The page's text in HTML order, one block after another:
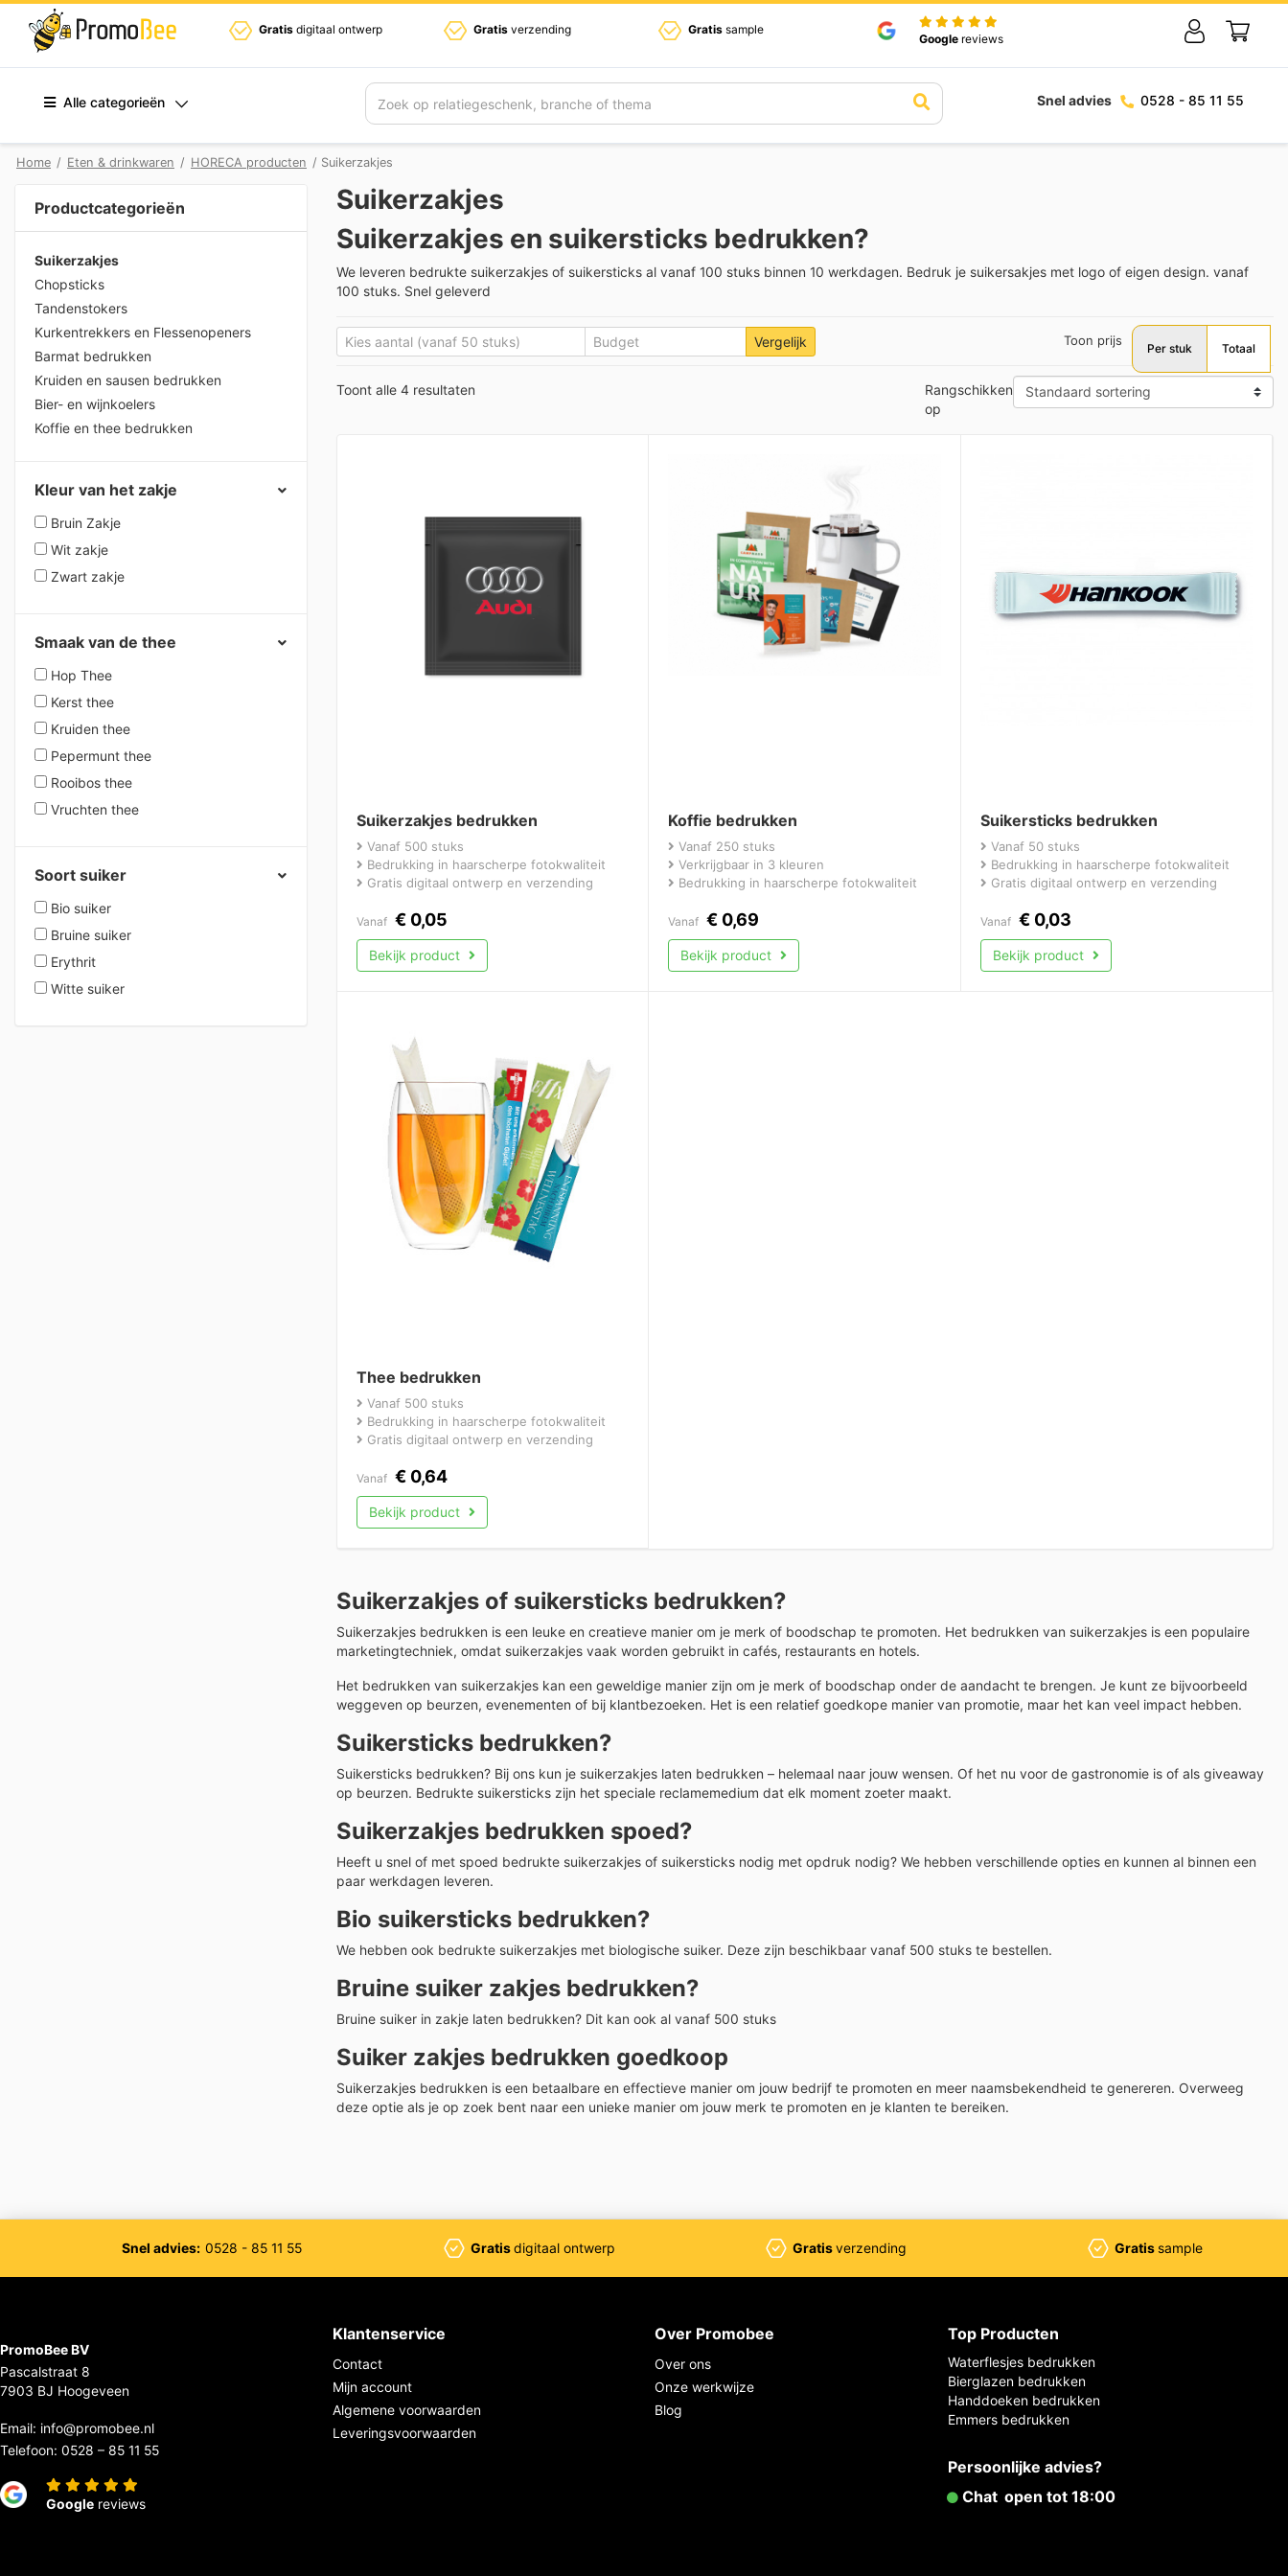
Gratis digitaal ontwerp Gratis verzending Gratis sample
Google reviews
Alle categorieën Zoek Snel advies 0528 - 85 11 55
Home / Eten & drinkwaren / HORECA producten / Suikerzakjes
Productcategorieën
Suikerzakjes
Chopsticks
Tandenstokers
Kurkentrekkers en Flessenopeners
Barmat bedrukken
Kruiden en sausen bedrukken
Bier- en wijnkoelers
Koffie en thee bedrukken
Kleur van het zakje
Bruin Zakje
Wit zakje
Zwart zakje
Smaak van de thee
Hop Thee
Kerst thee
Kruiden thee
Pepermunt thee
Rooibos thee
Vruchten thee
Soort suiker
Bio suiker
Bruine suiker
Erythrit
Witte suiker
Suikerzakjes
Suikerzakjes en suikersticks bedrukken?
We leveren bedrukte suikerzakjes of suikersticks al vanaf 100 stuks binnen 10 werkdagen. Bedruk je suikersakjes met logo of eigen design. vanaf
100 stuks. Snel geleverd
Vergelijk Toon prijs
Per stuk Totaal
Toont alle 4 resultaten
Rangschikken
op
Suikerzakjes bedrukken
Vanaf 500 stuks
Bedrukking in haarscherpe fotokwaliteit
Gratis digitaal ontwerp en verzending
Vanaf € 0,05
Bekijk product
Koffie bedrukken
Vanaf 250 stuks
Verkrijgbaar in 3 kleuren
Bedrukking in haarscherpe fotokwaliteit
Vanaf € 0,69
Bekijk product
Suikersticks bedrukken
Vanaf 50 stuks
Bedrukking in haarscherpe fotokwaliteit
Gratis digitaal ontwerp en verzending
Vanaf €0,03
Bekijk product
Thee bedrukken
Vanaf 500 stuks
Bedrukking in haarscherpe fotokwaliteit
Gratis digitaal ontwerp en verzending
Vanaf € 0,64
Bekijk product
Suikerzakjes of suikersticks bedrukken?
Suikerzakjes bedrukken is een leuke en creatieve manier om je merk of boodschap te promoten. Het bedrukken van suikerzakjes is een populaire
marketingtechniek, omdat suikerzakjes vaak worden gebruikt in cafés, restaurants en hotels.
Het bedrukken van suikerzakjes kan een geweldige manier zijn om je merk of boodschap onder de aandacht te brengen. Je kunt ze bijvoorbeeld
weggeven op beurzen, evenementen of bij klantbezoeken. Het is een relatief goedkope manier van promotie, maar het kan veel impact hebben.
Suikersticks bedrukken?
Suikersticks bedrukken? Bij ons kun je suikerzakjes laten bedrukken – helemaal naar jouw wensen. Of het nu voor de gastronomie is of als giveaway
op beurzen. Bedrukte suikersticks zijn het speciale reclamemedium dat elk moment zoeter maakt.
Suikerzakjes bedrukken spoed?
Heeft u snel of met spoed bedrukte suikerzakjes of suikersticks nodig met opdruk nodig? We hebben verschillende opties en kunnen al binnen een
paar werkdagen leveren.
Bio suikersticks bedrukken?
We hebben ook bedrukte suikerzakjes met biologische suiker. Deze zijn beschikbaar vanaf 500 stuks te bestellen.
Bruine suiker zakjes bedrukken?
Bruine suiker in zakje laten bedrukken? Dit kan ook al vanaf 500 stuks
Suiker zakjes bedrukken goedkoop
Suikerzakjes bedrukken is een betaalbare en effectieve manier om jouw bedrijf te promoten en meer naamsbekendheid te genereren. Overweeg
deze optie als je op zoek bent naar een unieke manier om jouw merk te promoten en je klanten te bereiken.
Snel advies: 0528 - 85 11 55 Gratisdigitaal ontwerp Gratisverzending Gratissample
PromoBee BV
Pascalstraat 8
7903 BJ Hoogeveen
Email: info@promobee.nl
Telefoon: 0528 – 85 11 55
Google reviews
Klantenservice
Contact
Mijn account
Algemene voorwaarden
Leveringsvoorwaarden
Over Promobee
Over ons
Onze werkwijze
Blog
Top Producten
Waterflesjes bedrukken
Bierglazen bedrukken
Handdoeken bedrukken
Emmers bedrukken
Persoonlijke advies?
Chat open tot 18:00